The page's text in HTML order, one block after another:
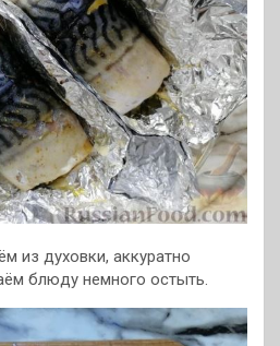
из духовки, аккуратно
блюду немного остыть.